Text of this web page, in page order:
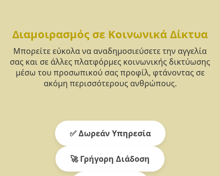
Διαμοιρασμός σε Κοινωνικά Δίκτυα
Μπορείτε εύκολα να αναδημοσιεύσετε την αγγελία
σας και σε άλλες πλατφόρμες κοινωνικής δικτύωσης
μέσω του προσωπικού σας προφίλ, φτάνοντας σε
ακόμη περισσότερους ανθρώπους.
✅ Δωρεάν Υπηρεσία
🚀 Γρήγορη Διάδοση